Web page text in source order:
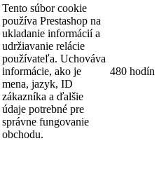
Tento súbor cookie
používa Prestashop na
ukladanie informácií a
udržiavanie relácie
používateľa. Uchováva
informácie, ako je
mena, jazyk, ID
zákazníka a ďalšie
údaje potrebné pre
správne fungovanie
obchodu.
480 hodín